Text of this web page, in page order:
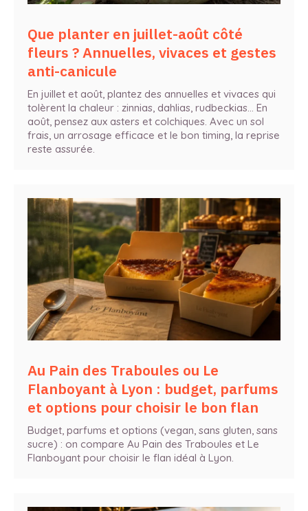
Que planter en juillet-août côté
fleurs ? Annuelles, vivaces et gestes
anti-canicule
En juillet et août, plantez des annuelles et vivaces qui
tolèrent la chaleur : zinnias, dahlias, rudbeckias… En
août, pensez aux asters et colchiques. Avec un sol
frais, un arrosage efficace et le bon timing, la reprise
reste assurée.
Au Pain des Traboules ou Le
Flanboyant à Lyon : budget, parfums
et options pour choisir le bon flan
Budget, parfums et options (vegan, sans gluten, sans
sucre) : on compare Au Pain des Traboules et Le
Flanboyant pour choisir le flan idéal à Lyon.